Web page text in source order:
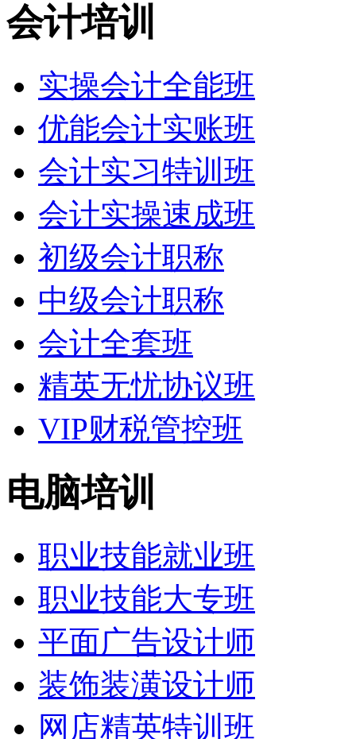
会计培训
实操会计全能班
优能会计实账班
会计实习特训班
会计实操速成班
初级会计职称
中级会计职称
会计全套班
精英无忧协议班
VIP财税管控班
电脑培训
职业技能就业班
职业技能大专班
平面广告设计师
装饰装潢设计师
网店精英特训班